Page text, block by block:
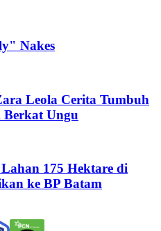
Nakes
Leola Cerita Tumbuh
Berkat Ungu
175 Hektare di
ke BP Batam